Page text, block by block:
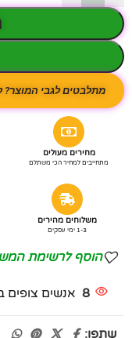
מתלבטים לגבי המוצר?
מחירים מעולים
מתחייבים למחיר הכי משתלם
משלוחים מהירים
1-3 ימי עסקים
הוסף לרשימת
8 אנשים צופים
שתפו: